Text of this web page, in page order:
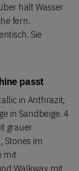
hält Wasser
fern.
Sie
passt
in Anthrazit,
in Sandbeige. 4
grauer
Stones im
mit
Walkway mit